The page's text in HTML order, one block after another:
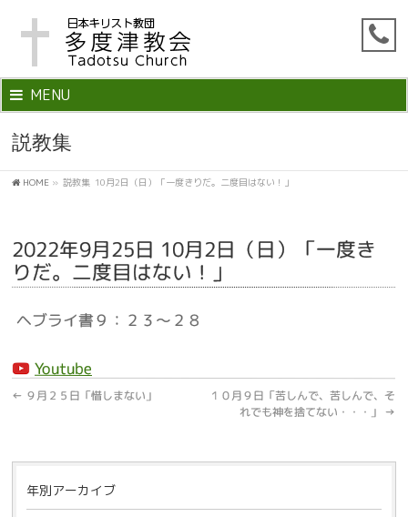
MENU
説教集
HOME » 説教集 10月2日（日）「一度きりだ。二度目はない！」
2022年9月25日 10月2日（日）「一度き
りだ。二度目はない！」
ヘブライ書９：２３～２８
Youtube
← ９月２５日「惜しまない」 １０月９日「苦しんで、苦しんで、そ
れでも神を捨てない・・・」 →
年別アーカイブ